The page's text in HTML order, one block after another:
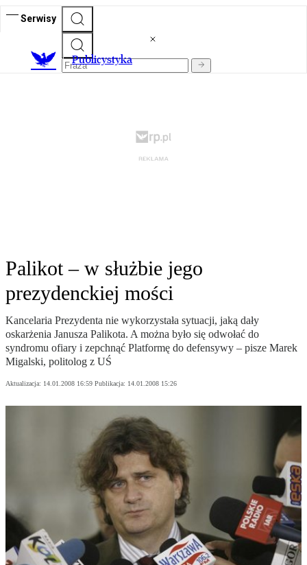
Serwisy
Publicystyka
Palikot – w służbie jego
prezydenckiej mości
Kancelaria Prezydenta nie wykorzystała sytuacji, jaką dały
oskarżenia Janusza Palikota. A można było się odwołać do
syndromu ofiary i zepchnąć Platformę do defensywy – pisze Marek
Migalski, politolog z UŚ
Aktualizacja: 14.01.2008 16:59 Publikacja: 14.01.2008 15:26